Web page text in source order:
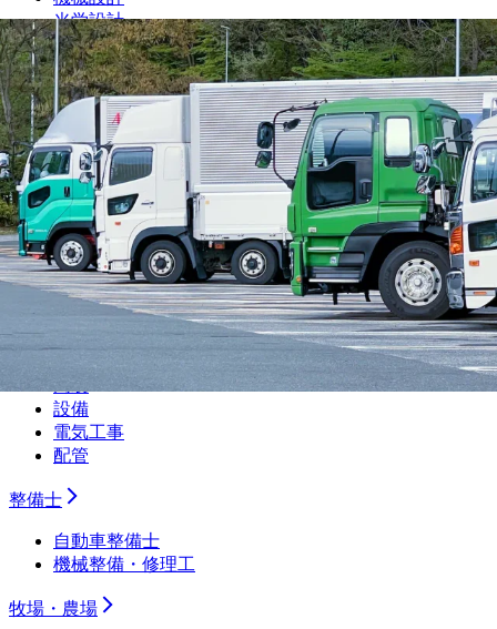
光学設計
金型設計
CAE解析
ソフトウェア開発・組み込み
研究・開発・企画
テクニカルライター
職人
大工
鳶
建設
解体
塗装
内装
設備
電気工事
配管
整備士
自動車整備士
機械整備・修理工
牧場・農場